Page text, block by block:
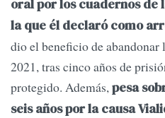
oral por los cuadernos de
la que él declaró como
dio el beneficio de abandonar
2021, tras cinco años de
protegido. Además,pesa
seis años por la causa